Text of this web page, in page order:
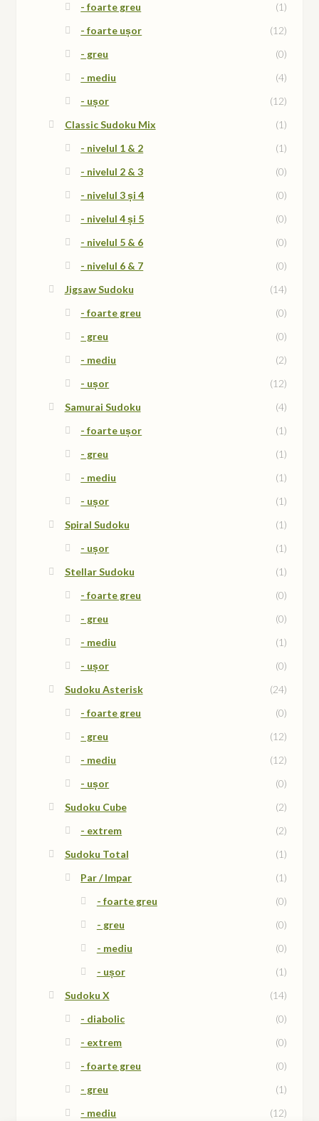
- foarte greu
(1)
- foarte ușor
(12)
- greu
(0)
- mediu
(4)
- ușor
(12)
Classic Sudoku Mix
(1)
- nivelul 1 & 2
(1)
- nivelul 2 & 3
(0)
- nivelul 3 și 4
(0)
- nivelul 4 și 5
(0)
- nivelul 5 & 6
(0)
- nivelul 6 & 7
(0)
Jigsaw Sudoku
(14)
- foarte greu
(0)
- greu
(0)
- mediu
(2)
- ușor
(12)
Samurai Sudoku
(4)
- foarte ușor
(1)
- greu
(1)
- mediu
(1)
- ușor
(1)
Spiral Sudoku
(1)
- ușor
(1)
Stellar Sudoku
(1)
- foarte greu
(0)
- greu
(0)
- mediu
(1)
- ușor
(0)
Sudoku Asterisk
(24)
- foarte greu
(0)
- greu
(12)
- mediu
(12)
- ușor
(0)
Sudoku Cube
(2)
- extrem
(2)
Sudoku Total
(1)
Par / Impar
(1)
- foarte greu
(0)
- greu
(0)
- mediu
(0)
- ușor
(1)
Sudoku X
(14)
- diabolic
(0)
- extrem
(0)
- foarte greu
(0)
- greu
(1)
- mediu
(12)